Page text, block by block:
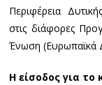
Περιφέρεια
στις διάφορες
Ένωση (Ευρωπαϊκά
Η είσοδος για το